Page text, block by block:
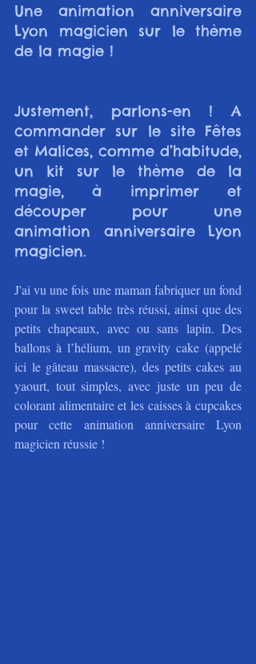
Une animation anniversaire
Lyon magicien sur le thème
de la magie !
Justement, parlons-en ! A
commander sur le site Fêtes
et Malices, comme d’habitude,
un kit sur le thème de la
magie, à imprimer et
découper pour une
animation anniversaire Lyon
magicien.
J'ai vu une fois une maman fabriquer un fond
pour la sweet table très réussi, ainsi que des
petits chapeaux, avec ou sans lapin. Des
ballons à l’hélium, un gravity cake (appelé
ici le gâteau massacre), des petits cakes au
yaourt, tout simples, avec juste un peu de
colorant alimentaire et les caisses à cupcakes
pour cette animation anniversaire Lyon
magicien réussie !